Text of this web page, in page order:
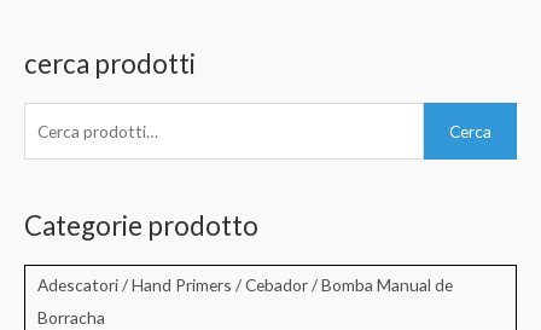
cerca prodotti
c
Cerca
Categorie prodotto
Adescatori / Hand Primers / Cebador / Bomba Manual de
Borracha